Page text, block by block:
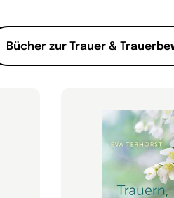
Bücher zur Trauer &